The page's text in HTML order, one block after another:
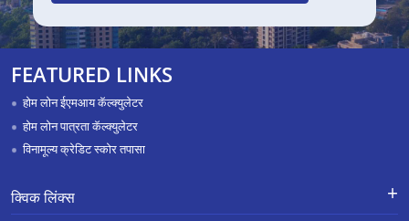
FEATURED LINKS
होम लोन ईएमआय कॅल्क्युलेटर
होम लोन पात्रता कॅल्क्युलेटर
विनामूल्य क्रेडिट स्कोर तपासा
क्विक लिंक्स